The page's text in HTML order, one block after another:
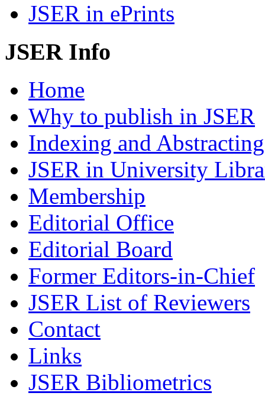
JSER in ePrints
JSER Info
Home
Why to publish in JSER
Indexing and Abstracting
JSER in University
Membership
Editorial Office
Editorial Board
Former Editors-in-Chief
JSER List of Reviewers
Contact
Links
JSER Bibliometrics